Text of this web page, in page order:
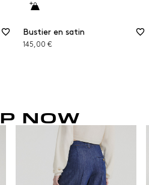
Bustier en satin
145,00 €
NOW